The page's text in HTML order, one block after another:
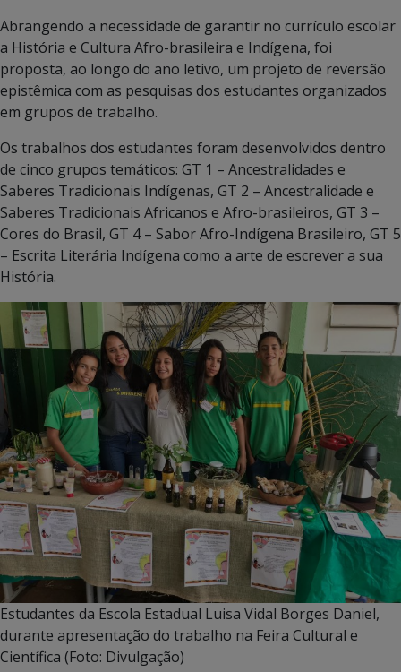
Abrangendo a necessidade de garantir no currículo escolar
a História e Cultura Afro-brasileira e Indígena, foi
proposta, ao longo do ano letivo, um projeto de reversão
epistêmica com as pesquisas dos estudantes organizados
em grupos de trabalho.
Os trabalhos dos estudantes foram desenvolvidos dentro
de cinco grupos temáticos: GT 1 – Ancestralidades e
Saberes Tradicionais Indígenas, GT 2 – Ancestralidade e
Saberes Tradicionais Africanos e Afro-brasileiros, GT 3 –
Cores do Brasil, GT 4 – Sabor Afro-Indígena Brasileiro, GT 5
– Escrita Literária Indígena como a arte de escrever a sua
História.
Estudantes da Escola Estadual Luisa Vidal Borges Daniel,
durante apresentação do trabalho na Feira Cultural e
Científica (Foto: Divulgação)